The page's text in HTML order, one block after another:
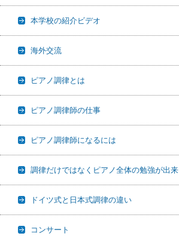
本学校の紹介ビデオ
海外交流
ピアノ調律とは
ピアノ調律師の仕事
ピアノ調律師になるには
調律だけではなくピアノ全体の勉強が出来
ドイツ式と日本式調律の違い
コンサート